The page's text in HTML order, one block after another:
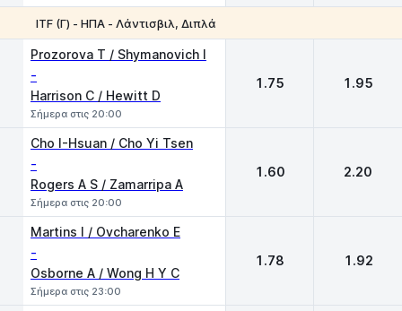
ITF (Γ) - ΗΠΑ - Λάντισβιλ, Διπλά
Prozorova T / Shymanovich I
-
Harrison C / Hewitt D
Σήμερα στις 20:00
1.75 1.95
Cho I-Hsuan / Cho Yi Tsen
-
Rogers A S / Zamarripa A
Σήμερα στις 20:00
1.60 2.20
Martins I / Ovcharenko E
-
Osborne A / Wong H Y C
Σήμερα στις 23:00
1.78 1.92